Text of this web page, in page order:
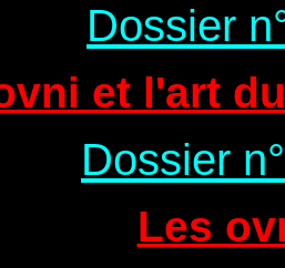
Dossier
et l'art
Dossier
Les